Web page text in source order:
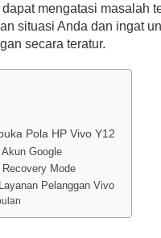
mengatasi masalah
situasi Anda dan ingat
secara teratur.
Pola HP Vivo Y12
Google
Mode
Pelanggan Vivo